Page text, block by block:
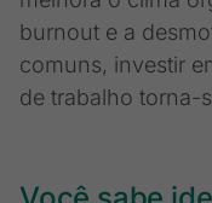
burnout e a
comuns, investir
de trabalho torna-